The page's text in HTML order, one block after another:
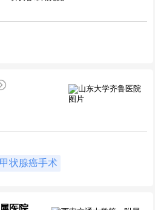
状腺癌手术